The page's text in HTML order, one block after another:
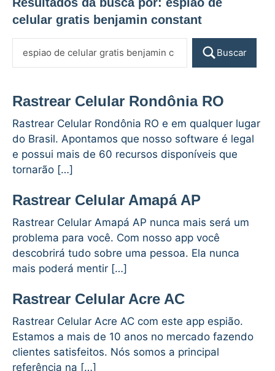
celular gratis benjamin constant
Buscar
Rastrear Celular Rondônia RO
Rastrear Celular Rondônia RO e em qualquer lugar
do Brasil. Apontamos que nosso software é legal
e possui mais de 60 recursos disponíveis que
tornarão […]
Rastrear Celular Amapá AP
Rastrear Celular Amapá AP nunca mais será um
problema para você. Com nosso app você
descobrirá tudo sobre uma pessoa. Ela nunca
mais poderá mentir […]
Rastrear Celular Acre AC
Rastrear Celular Acre AC com este app espião.
Estamos a mais de 10 anos no mercado fazendo
clientes satisfeitos. Nós somos a principal
referência na […]